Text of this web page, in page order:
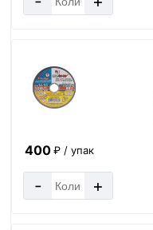
400₽ / упак
- +